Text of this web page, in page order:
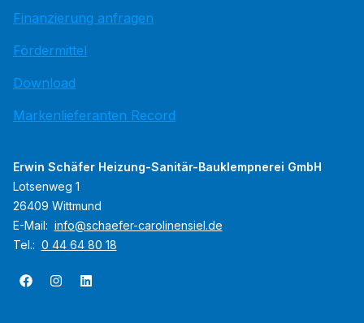
Finanzierung anfragen
Fördermittel
Download
Markenlieferanten Record
Erwin Schäfer Heizung-Sanitär-Bauklempnerei GmbH
Lotsenweg 1
26409 Wittmund
E-Mail: info@schaefer-carolinensiel.de
Tel.: 0 44 64 80 18